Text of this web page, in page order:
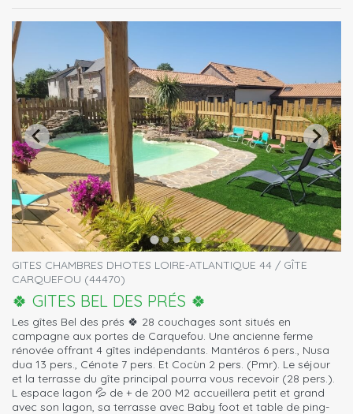
GITES CHAMBRES DHOTES LOIRE-ATLANTIQUE 44 / GÎTE
CARQUEFOU (44470)
🍀 GITES BEL DES PRÉS 🍀
Les gîtes Bel des prés 🍀 28 couchages sont situés en
campagne aux portes de Carquefou. Une ancienne ferme
rénovée offrant 4 gîtes indépendants. Mantéros 6 pers., Nusa
dua 13 pers., Cénote 7 pers. Et Cocùn 2 pers. (Pmr). Le séjour
et la terrasse du gîte principal pourra vous recevoir (28 pers.).
L espace lagon 💦 de + de 200 M2 accueillera petit et grand
avec son lagon, sa terrasse avec Baby foot et table de ping-